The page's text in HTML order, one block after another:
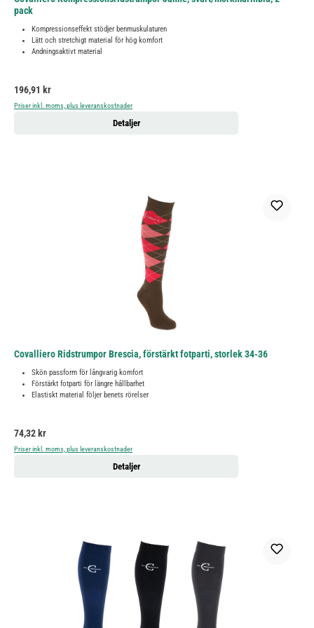
pack
Kompressionseffekt stödjer benmuskulaturen
Lätt och stretchigt material för hög komfort
Andningsaktivt material
Ordinarie pris:
196,91 kr
Priser inkl. moms, plus leveranskostnader
Detaljer
Covalliero Ridstrumpor Brescia, förstärkt fotparti, storlek 34-36
Skön passform för långvarig komfort
Förstärkt fotparti för längre hållbarhet
Elastiskt material följer benets rörelser
Ordinarie pris:
74,32 kr
Priser inkl. moms, plus leveranskostnader
Detaljer